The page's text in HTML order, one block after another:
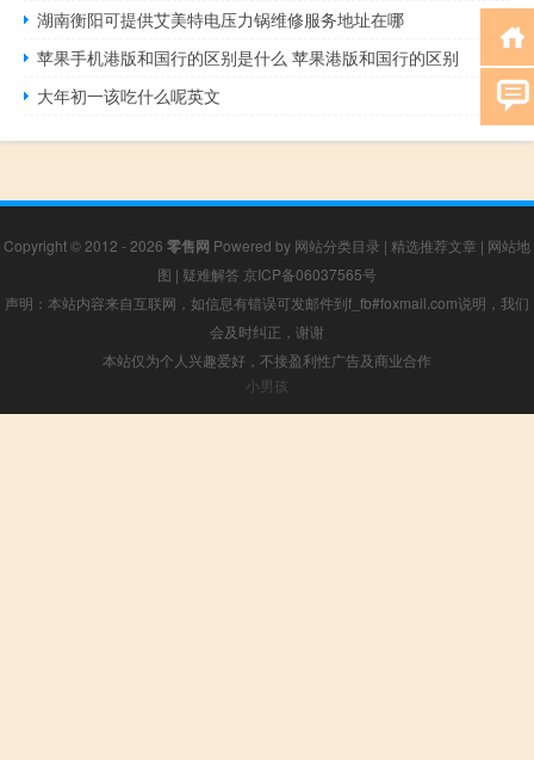
湖南衡阳可提供艾美特电压力锅维修服务地址在哪
苹果手机港版和国行的区别是什么 苹果港版和国行的区别
大年初一该吃什么呢英文
Copyright © 2012 - 2026 零售网 Powered by 网站分类目录 | 精选推荐文章 | 网站地
图 | 疑难解答 京ICP备06037565号
声明：本站内容来自互联网，如信息有错误可发邮件到f_fb#foxmail.com说明，我们
会及时纠正，谢谢
本站仅为个人兴趣爱好，不接盈利性广告及商业合作
小男孩